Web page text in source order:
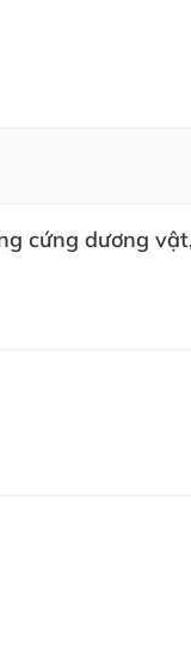
cứng dương vật